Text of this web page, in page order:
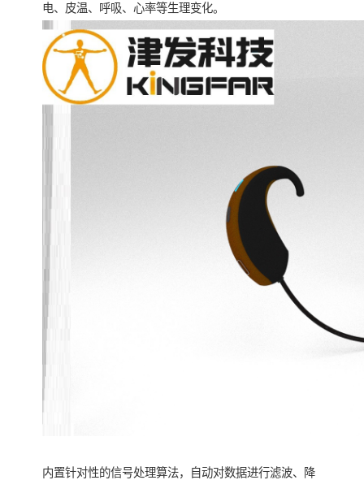
电、皮温、呼吸、心率等生理变化。
内置针对性的信号处理算法，自动对数据进行滤波、降